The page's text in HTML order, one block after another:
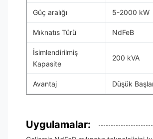
Güç aralığı 5-2000 kW
Mıknatıs Türü NdFeB
İsimlendirilmiş
Kapasite
200 kVA
Avantaj Düşük
Uygulamalar: